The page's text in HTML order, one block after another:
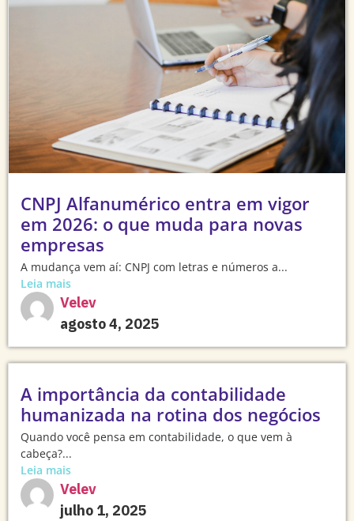
CNPJ Alfanumérico entra em vigor
em 2026: o que muda para novas
empresas
A mudança vem aí: CNPJ com letras e números a...
Leia mais
Velev
agosto 4, 2025
A importância da contabilidade
humanizada na rotina dos negócios
Quando você pensa em contabilidade, o que vem à
cabeça?...
Leia mais
Velev
julho 1, 2025